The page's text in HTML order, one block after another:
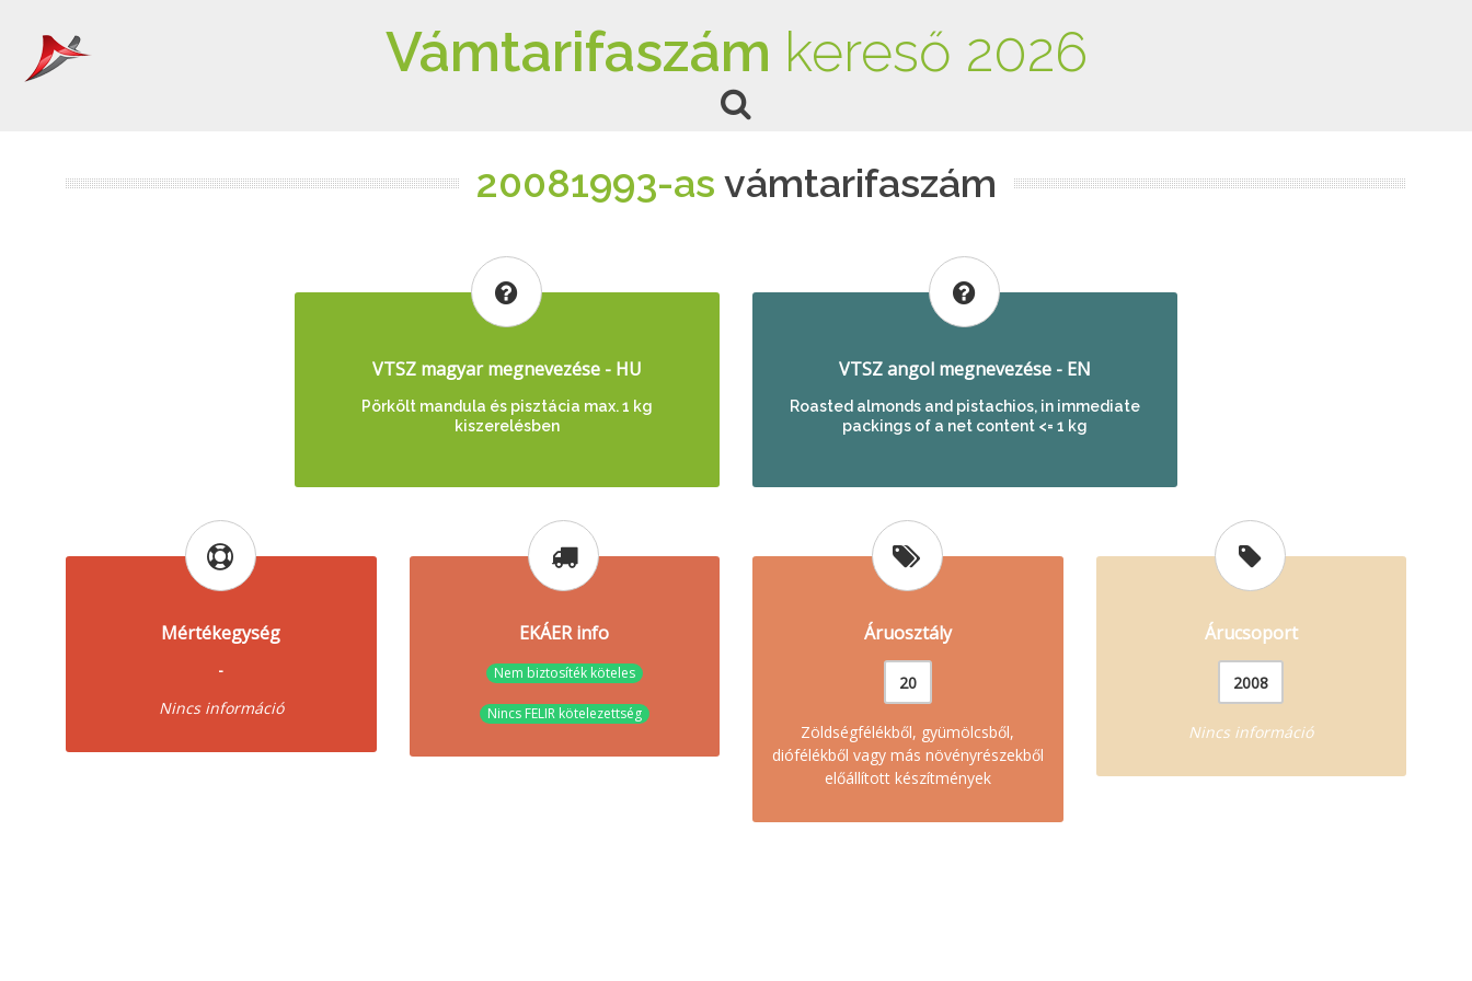
Vámtarifaszám kereső 2026
20081993-as vámtarifaszám
VTSZ magyar megnevezése - HU
Pörkölt mandula és pisztácia max. 1 kg
kiszerelésben
VTSZ angol megnevezése - EN
Roasted almonds and pistachios, in immediate
packings of a net content <= 1 kg
Mértékegység
-
Nincs információ
EKÁER info
Nem biztosíték köteles
Nincs FELIR kötelezettség
Áruosztály
20
Zöldségfélékből, gyümölcsből,
diófélékből vagy más növényrészekből
előállított készítmények
Árucsoport
2008
Nincs információ